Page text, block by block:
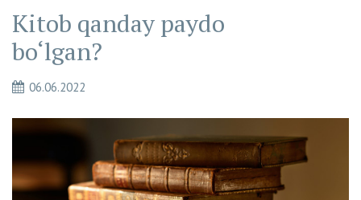
Kitob qanday paydo
bo‘lgan?
06.06.2022